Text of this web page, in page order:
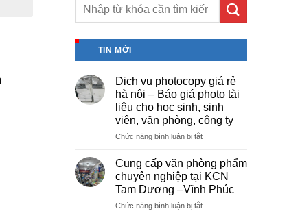
TIN MỚI
Dịch vụ photocopy giá rẻ
hà nội – Báo giá photo tài
liệu cho học sinh, sinh
viên, văn phòng, công ty
Chức năng bình luận bị tắtở
vụ
photocopy
giá
rẻ
hà
Cung cấp văn phòng phẩm
chuyên nghiệp tại KCN
Tam Dương –Vĩnh Phúc
Chức năng bình luận bị tắtở